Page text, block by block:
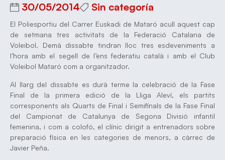
30/05/2014 Sin categoría
El Poliesportiu del Carrer Euskadi de Mataró acull aquest cap
de setmana tres activitats de la Federació Catalana de
Voleibol. Demà dissabte tindran lloc tres esdeveniments a
l’hora amb el segell de l’ens federatiu català i amb el Club
Voleibol Mataró com a organitzador.
Al llarg del dissabte es durà terme la celebració de la Fase
Final de la primera edició de la Lliga Aleví, els partits
corresponents als Quarts de Final i Semifinals de la Fase Final
del Campionat de Catalunya de Segona Divisió infantil
femenina, i com a colofó, el clínic dirigit a entrenadors sobre
preparació física en les categories de menors, a càrrec de
Javier Peña.